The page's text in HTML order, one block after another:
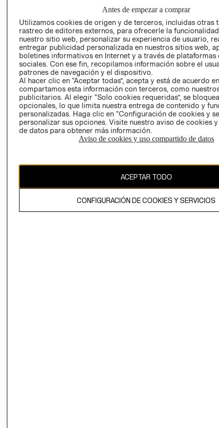
RESPONSABILIDAD
SOCIAL
PRENSA
RELACIÓN CON
INVERSIONISTAS
POLÍTICA
EMPRESARIAL
NUESTRAS
TIENDAS
- RETIRO EN
TIENDA
TÉRMINOS Y
AVISO DE
PRIVACIDAD
GIFT CARD
AVISO DE
COOKIES
Antes de empezar a comprar
Utilizamos cookies de origen y de terceros, incluidas otras
rastreo de editores externos, para ofrecerle la
nuestro sitio web, personalizar su experiencia de usuario,
entregar publicidad personalizada en nuestros sitios web,
boletines informativos en Internet y a través de plataformas
sociales. Con ese fin, recopilamos información sobre el
patrones de navegación y el dispositivo.
Al hacer clic en “Aceptar todas”, acepta y está de acuerdo
compartamos esta información con terceros, como
publicitarios. Al elegir “Solo cookies requeridas”, se
opcionales, lo que limita nuestra entrega de contenido y
personalizadas. Haga clic en “Configuración de cookies y
personalizar sus opciones. Visite nuestro aviso de cookies
de datos para obtener más información.
Aviso de cookies y uso compartido de datos
ACEPTAR TODO
CONFIGURACIÓN DE COOKIES Y SERVICIOS